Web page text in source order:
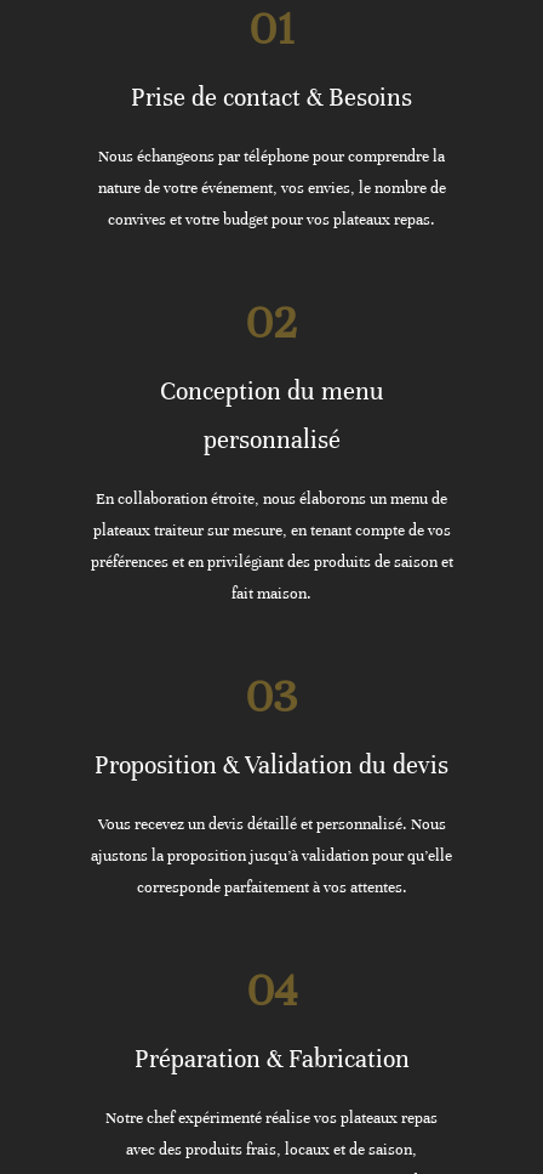
01
Prise de contact & Besoins
Nous échangeons par téléphone pour comprendre la
nature de votre événement, vos envies, le nombre de
convives et votre budget pour vos plateaux repas.
02
Conception du menu
personnalisé
En collaboration étroite, nous élaborons un menu de
plateaux traiteur sur mesure, en tenant compte de vos
préférences et en privilégiant des produits de saison et
fait maison.
03
Proposition & Validation du devis
Vous recevez un devis détaillé et personnalisé. Nous
ajustons la proposition jusqu’à validation pour qu’elle
corresponde parfaitement à vos attentes.
04
Préparation & Fabrication
Notre chef expérimenté réalise vos plateaux repas
avec des produits frais, locaux et de saison,